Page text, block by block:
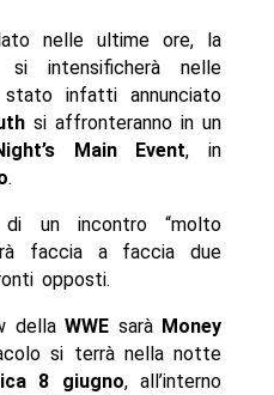
nelle ultime ore, la
intensificherà nelle
infatti annunciato
si affronteranno in un
Main Event, in
.
di un incontro “molto
faccia a faccia due
opposti.
dellaWWE sarà Money
si terrà nella notte
8 giugno, all’interno